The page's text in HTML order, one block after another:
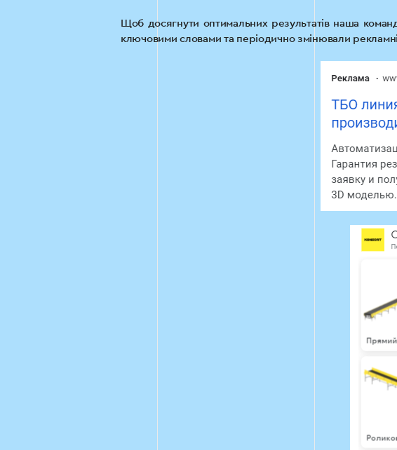
Щоб досягнути оптимальних результатів наша
ключовими словами та періодично змінювали